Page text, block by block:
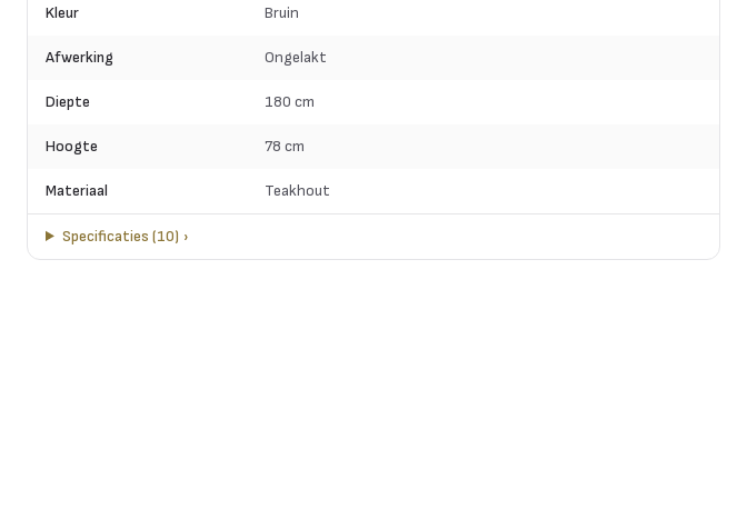
Kleur Bruin
Afwerking Ongelakt
Diepte 180 cm
Hoogte 78 cm
Materiaal Teakhout
Specificaties (10) ›